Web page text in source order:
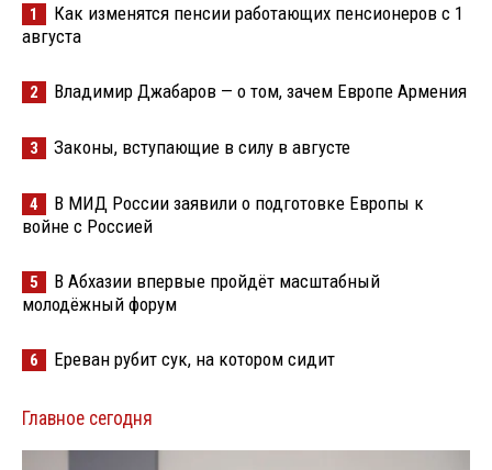
1
Как изменятся пенсии работающих пенсионеров с 1
августа
2 Владимир Джабаров — о том, зачем Европе Армения
3 Законы, вступающие в силу в августе
4
В МИД России заявили о подготовке Европы к
войне с Россией
5
В Абхазии впервые пройдёт масштабный
молодёжный форум
6 Ереван рубит сук, на котором сидит
Главное сегодня